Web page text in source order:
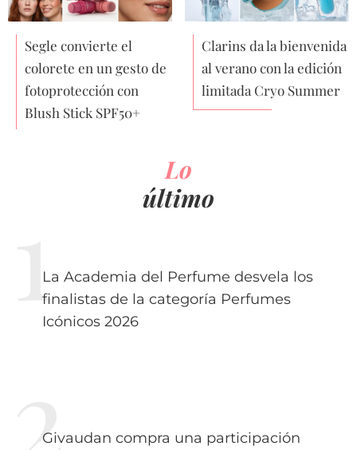
Segle convierte el
colorete en un gesto de
fotoprotección con
Blush Stick SPF50+
Clarins da la bienvenida
al verano con la edición
limitada Cryo Summer
Lo
último
La Academia del Perfume desvela los
finalistas de la categoría Perfumes
Icónicos 2026
Givaudan compra una participación